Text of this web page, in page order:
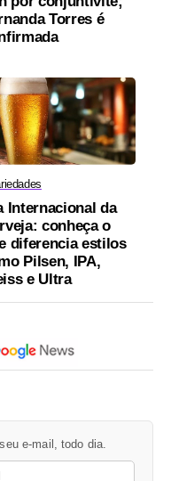
Torres é
Internacional da
conheça o
diferencia estilos
Pilsen, IPA,
e Ultra
e-mail, todo dia.